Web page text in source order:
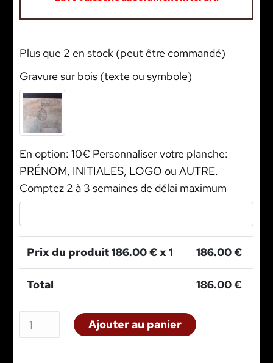
Plus que 2 en stock (peut être commandé)
Gravure sur bois (texte ou symbole)
En option: 10€ Personnaliser votre planche:
PRÉNOM, INITIALES, LOGO ou AUTRE.
Comptez 2 à 3 semaines de délai maximum
Prix du produit186.00€ x 1 186.00€
Total 186.00€
Ajouter au panier